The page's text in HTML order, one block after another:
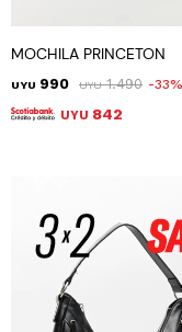
MOCHILA PRINCETON
UYU 990 UYU 1.490 33
UYU 842